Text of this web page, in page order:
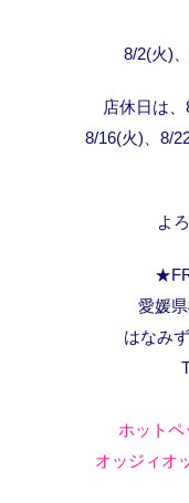
8/2(火)
店休日は、
8/16(火)、8/
よ
愛媛
はなみ
ホット
オッジィオ